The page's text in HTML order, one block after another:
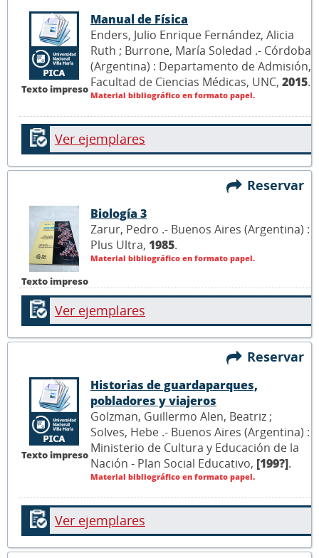
Texto impreso
Manual de Física
Enders, Julio Enrique Fernández, Alicia
Ruth ; Burrone, María Soledad .- Córdoba
(Argentina) : Departamento de Admisión,
Facultad de Ciencias Médicas, UNC, 2015.
Material bibliográfico en formato papel.
Ver ejemplares
Reservar
Texto impreso
Biología 3
Zarur, Pedro .- Buenos Aires (Argentina) :
Plus Ultra, 1985.
Material bibliográfico en formato papel.
Ver ejemplares
Reservar
Texto impreso
Historias de guardaparques,
pobladores y viajeros
Golzman, Guillermo Alen, Beatriz ;
Solves, Hebe .- Buenos Aires (Argentina) :
Ministerio de Cultura y Educación de la
Nación - Plan Social Educativo, [199?].
Material bibliográfico en formato papel.
Ver ejemplares